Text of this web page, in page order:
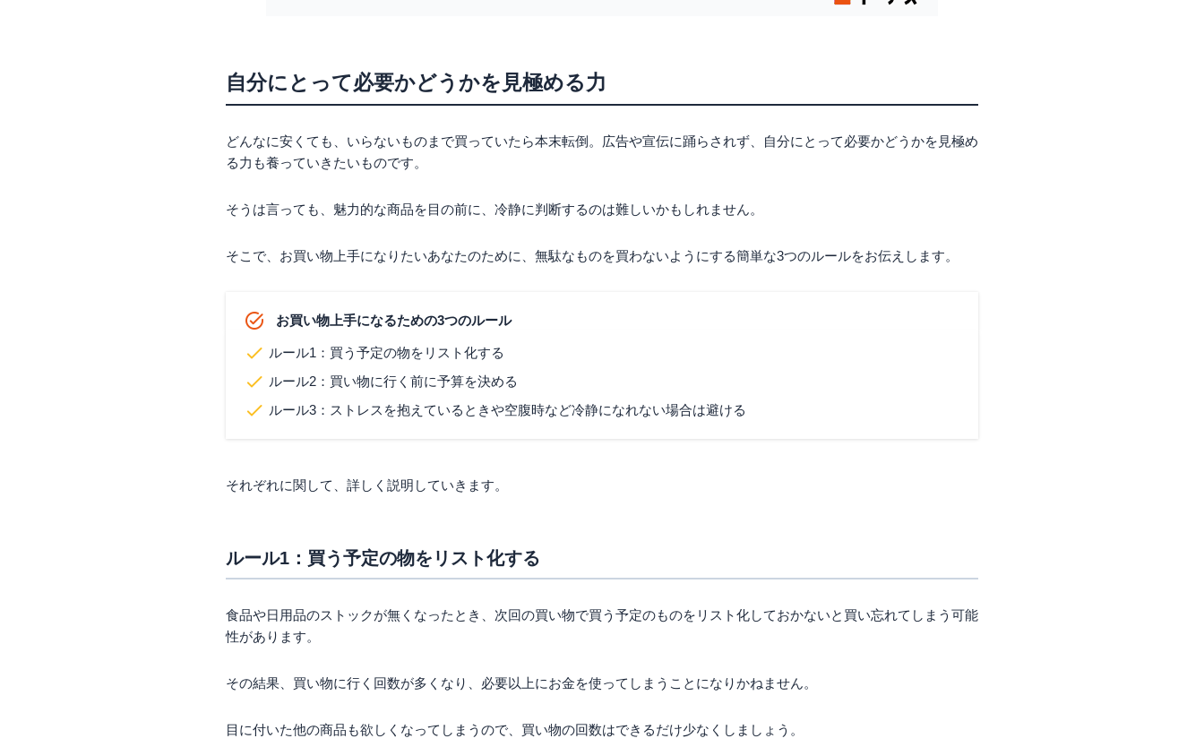
自分にとって必要かどうかを見極める力
どんなに安くても、いらないものまで買っていたら本末転倒。広告や宣伝に踊らされず、自分にとって必要かどうかを見極め
る力も養っていきたいものです。
そうは言っても、魅力的な商品を目の前に、冷静に判断するのは難しいかもしれません。
そこで、お買い物上手になりたいあなたのために、無駄なものを買わないようにする簡単な3つのルールをお伝えします。
お買い物上手になるための3つのルール
ルール1：買う予定の物をリスト化する
ルール2：買い物に行く前に予算を決める
ルール3：ストレスを抱えているときや空腹時など冷静になれない場合は避ける
それぞれに関して、詳しく説明していきます。
ルール1：買う予定の物をリスト化する
食品や日用品のストックが無くなったとき、次回の買い物で買う予定のものをリスト化しておかないと買い忘れてしまう可能
性があります。
その結果、買い物に行く回数が多くなり、必要以上にお金を使ってしまうことになりかねません。
目に付いた他の商品も欲しくなってしまうので、買い物の回数はできるだけ少なくしましょう。